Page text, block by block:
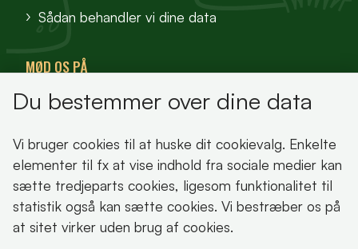
Sådan behandler vi dine data
MØD OS PÅ
VisitFjordlandet
Oplev Lejre
Du bestemmer over dine data
Vi bruger cookies til at huske dit cookievalg. Enkelte
elementer til fx at vise indhold fra sociale medier kan
sætte tredjeparts cookies, ligesom funktionalitet til
statistik også kan sætte cookies. Vi bestræber os på
at sitet virker uden brug af cookies.